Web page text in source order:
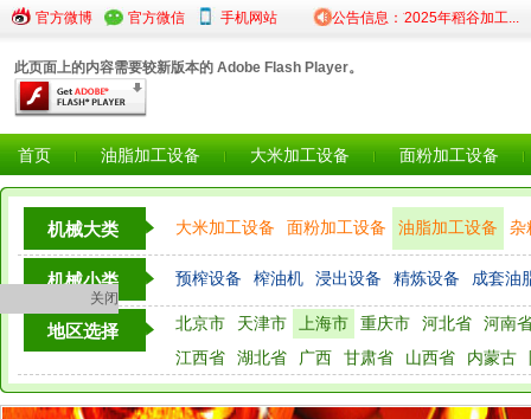
官方微博 官方微信 手机网站 公告信息：
·关于第一批陕西省级粮食... ·《儋州市2025年稻谷加工... ·
此页面上的内容需要较新版本的 Adobe Flash Player。
首页 油脂加工设备 大米加工设备 面粉加工设备
机械大类 大米加工设备 面粉加工设备 油脂加工设备 杂
粮油检测仪器设备
机械小类 预榨设备 榨油机 浸出设备 精炼设备 成套油
油脂灌装设备
地区选择 北京市 天津市 上海市 重庆市 河北省
河南
江西省
湖北省 广西 甘肃省 山西省 内蒙古
关闭